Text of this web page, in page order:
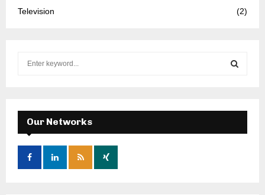
Television
(2)
f
o
:
E
A
Our Networks